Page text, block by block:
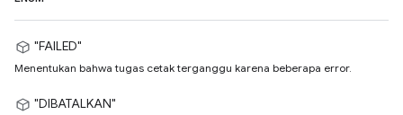
"FAILED"
Menentukan bahwa tugas cetak terganggu karena beberapa error.
"DIBATALKAN"